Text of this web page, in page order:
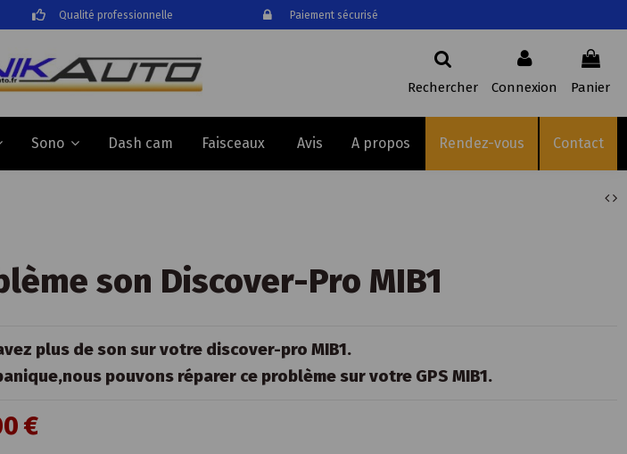
Qualité professionnelle Paiement sécurisé
Rechercher Connexion Panier
Sono Dash cam Faisceaux Contact
Rendez-vous
A propos
Avis
son Discover-Pro MIB1
plus de son sur votre discover-pro MIB1.
pouvons réparer ce problème sur votre GPS MIB1.
€